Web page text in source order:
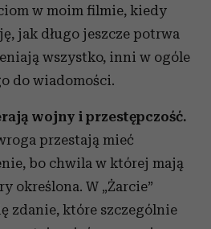
w moim filmie, kiedy
jak długo jeszcze potrwa
wszystko, inni w ogóle
do wiadomości.
wojny i przestępczość.
przestają mieć
bo chwila w której mają
określona. W „Żarcie”
zdanie, które szczególnie